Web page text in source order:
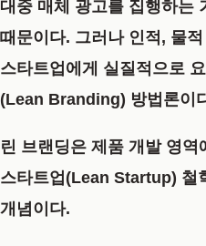
대중 매체 광고를 집행하는
때문이다. 그러나 인적, 물
스타트업에게 실질적으로
(Lean Branding) 방법론이
린 브랜딩은 제품 개발 영역
스타트업(Lean Startup) 철
개념이다.